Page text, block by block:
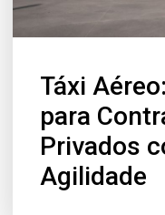
Táxi
para
Privados
Agilidade